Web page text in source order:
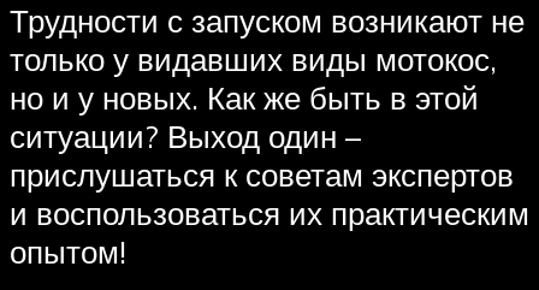
Трудности с запуском возникают не
только у видавших виды мотокос,
но и у новых. Как же быть в этой
ситуации? Выход один –
прислушаться к советам экспертов
и воспользоваться их практическим
опытом!